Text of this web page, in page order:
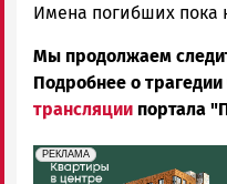
Имена погибших пока
Мы продолжаем
Подробнее о трагедии
трансляции портала
erid: 2SDnjdeSPnB
РЕКЛАМА
Реклама